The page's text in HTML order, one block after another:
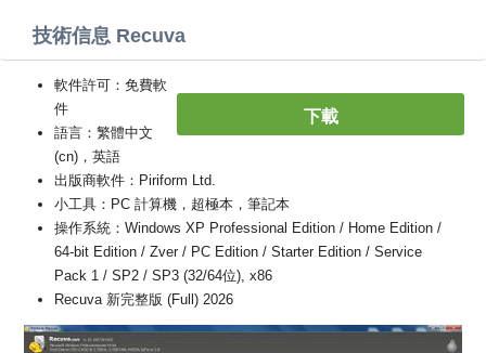
技術信息 Recuva
下載
軟件許可：免費軟
件
語言：繁體中文
(cn)，英語
出版商軟件：Piriform Ltd.
小工具：PC 計算機，超極本，筆記本
操作系統：Windows XP Professional Edition / Home Edition /
64-bit Edition / Zver / PC Edition / Starter Edition / Service
Pack 1 / SP2 / SP3 (32/64位), x86
Recuva 新完整版 (Full) 2026